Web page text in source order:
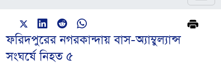
ফরিদপুরের নগরকান্দায় বাস-অ্যাম্বুল্যান্স
সংঘর্ষে নিহত ৫